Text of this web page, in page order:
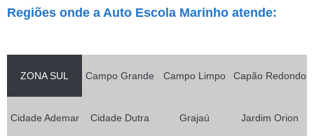
Regiões onde a Auto Escola Marinho atende:
ZONA SUL Campo Grande Campo Limpo Capão Redondo
Cidade Ademar Cidade Dutra Grajaú Jardim Orion